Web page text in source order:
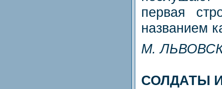
первая
названием
M.
СОЛДАТЫ